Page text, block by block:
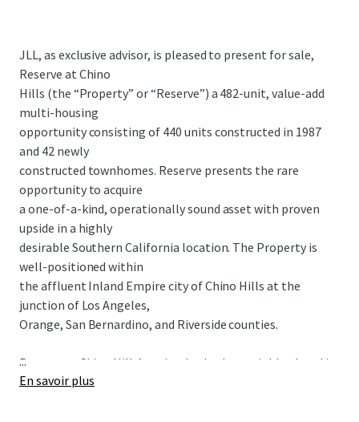
JLL, as exclusive advisor, is pleased to present for sale,
Reserve at Chino
Hills (the “Property” or “Reserve”) a 482-unit, value-add
multi-housing
opportunity consisting of 440 units constructed in 1987
and 42 newly
constructed townhomes. Reserve presents the rare
opportunity to acquire
a one-of-a-kind, operationally sound asset with proven
upside in a highly
desirable Southern California location. The Property is
well-positioned within
the affluent Inland Empire city of Chino Hills at the
junction of Los Angeles,
Orange, San Bernardino, and Riverside counties.
Reserve at Chino Hills’ optimal suburban neighborhood is
surrounded by
...
En savoir plus